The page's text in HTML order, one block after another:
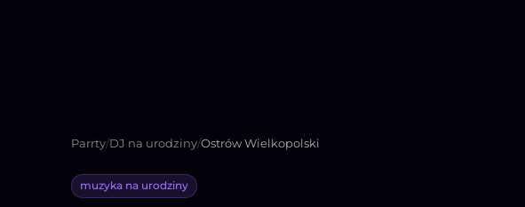
Parrty/DJ na urodziny/Ostrów Wielkopolski
muzyka na urodziny